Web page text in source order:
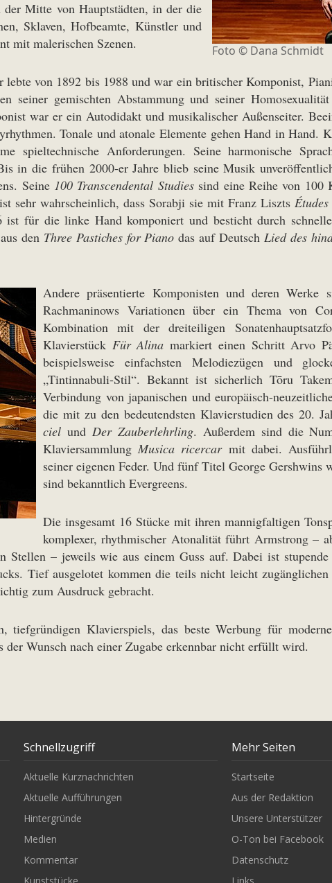
Foto © Dana Schmidt
Mitte von Hauptstädten, in der die
Sklaven, Hofbeamte, Künstler und
mit malerischen Szenen.
von 1892 bis 1988 und war ein britischer Komponist,
gemischten Abstammung und seiner
war er ein Autodidakt und musikalischer Außenseiter.
Tonale und atonale Elemente gehen Hand in Hand.
spieltechnische Anforderungen. Seine harmonische
in die frühen 2000-er Jahre blieb seine Musik
Seine 100 Transcendental Studiessind eine Reihe von 100
sehr wahrscheinlich, dass Sorabji sie mit Franz Liszts
für die linke Hand komponiert und besticht durch
den Three Pastiches for Piano das auf DeutschLied des
Andere präsentierte Komponisten und deren
Rachmaninows Variationen über ein Thema von
Kombination mit der dreiteiligen
Klavierstück Für Alina markiert einen Schritt Arvo
beispielsweise einfachsten Melodiezügen und
„Tintinnabuli-Stil“. Bekannt ist sicherlich Tōru
Verbindung von japanischen und europäisch-
die mit zu den bedeutendsten Klavierstudien des 20.
ciel und Der Zauberlehrling. Außerdem sind die
KlaviersammlungMusica ricercarmit dabei.
seiner eigenen Feder. Und fünf Titel George Gershwins
sind bekanntlich Evergreens.
Die insgesamt 16 Stücke mit ihren mannigfaltigen
komplexer, rhythmischer Atonalität führt Armstrong –
Stellen – jeweils wie aus einem Guss auf. Dabei ist
Tief ausgelotet kommen die teils nicht leicht
zum Ausdruck gebracht.
tiefgründigen Klavierspiels, das beste Werbung für
Wunsch nach einer Zugabe erkennbar nicht erfüllt wird.
Schnellzugriff
Aktuelle Kurznachrichten
Aktuelle Aufführungen
Hintergründe
Medien
Kommentar
Mehr Seiten
Startseite
Aus der Redaktion
Unsere Unterstützer
O-Ton bei Facebook
Datenschutz